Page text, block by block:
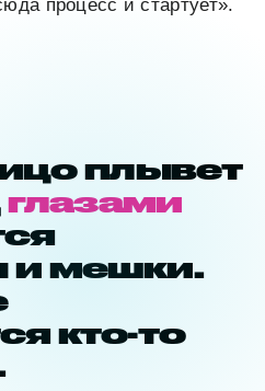
процесс и стартует».
плывет
глазами
мешки.
кто-то